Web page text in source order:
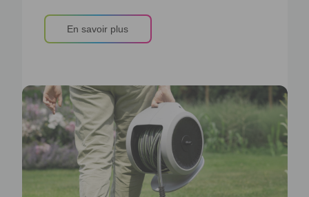
En savoir plus